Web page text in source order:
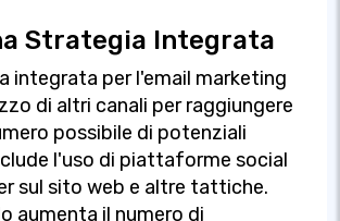
Strategia Integrata
integrata per l'email marketing
di altri canali per raggiungere
possibile di potenziali
l'uso di piattaforme social
sul sito web e altre tattiche.
aumenta il numero di